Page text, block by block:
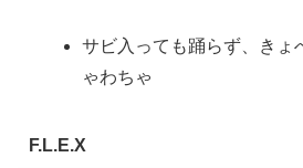
サビ入っても踊らず、きょ
ゃわちゃ
F.L.E.X